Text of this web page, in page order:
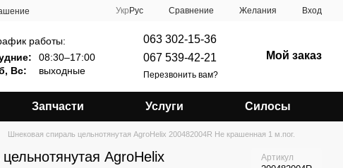
Укр Рус Сравнение Желания Вход
работы:
08:30–17:00
Вс:
выходные
063 302-15-36
067 539-42-21
Перезвонить вам?
Мой заказ
Запчасти Услуги Силосы
Шнековая спираль цельнотянутая AgroHelix 200482004R Не крашенная 1 м.пог.
AgroHelix
Артикул